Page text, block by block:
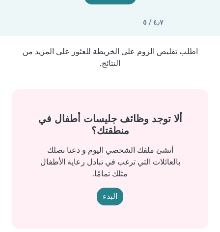
٤٫٧ / ٥
اطلب تقليص الزوم على الخريطة للعثور على المزيد من
النتائج.
ألا توجد وظائف جليسات أطفال في
منطقتك؟
أنشئ ملفك الشخصي اليوم و دعنا نصلك
بالعائلات التي ترغب في تبادل رعاية الأطفال
مثلك تمامًا.
البدء